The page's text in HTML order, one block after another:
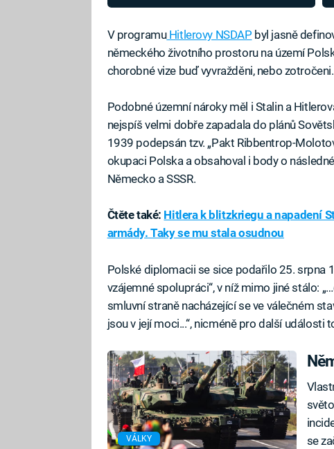
V programuHitlerovy NSDAP byl jasně
německého životního prostoru na území
chorobné vize buď vyvražděni, nebo zotročeni.
Podobné územní nároky měl i Stalin a
nejspíš velmi dobře zapadala do plánů
1939 podepsán tzv. „Pakt Ribbentrop-
okupaci Polska a obsahoval i body o
Německo a SSSR.
Čtěte také: Hitlera k blitzkriegu a napadení
armády. Taky se mu stala osudnou
Polské diplomacii se sice podařilo 25. srpna
vzájemné spolupráci“, v níž mimo jiné stálo:
smluvní straně nacházející se ve válečném
jsou v její moci...“, nicméně pro další události
VÁLKY
se